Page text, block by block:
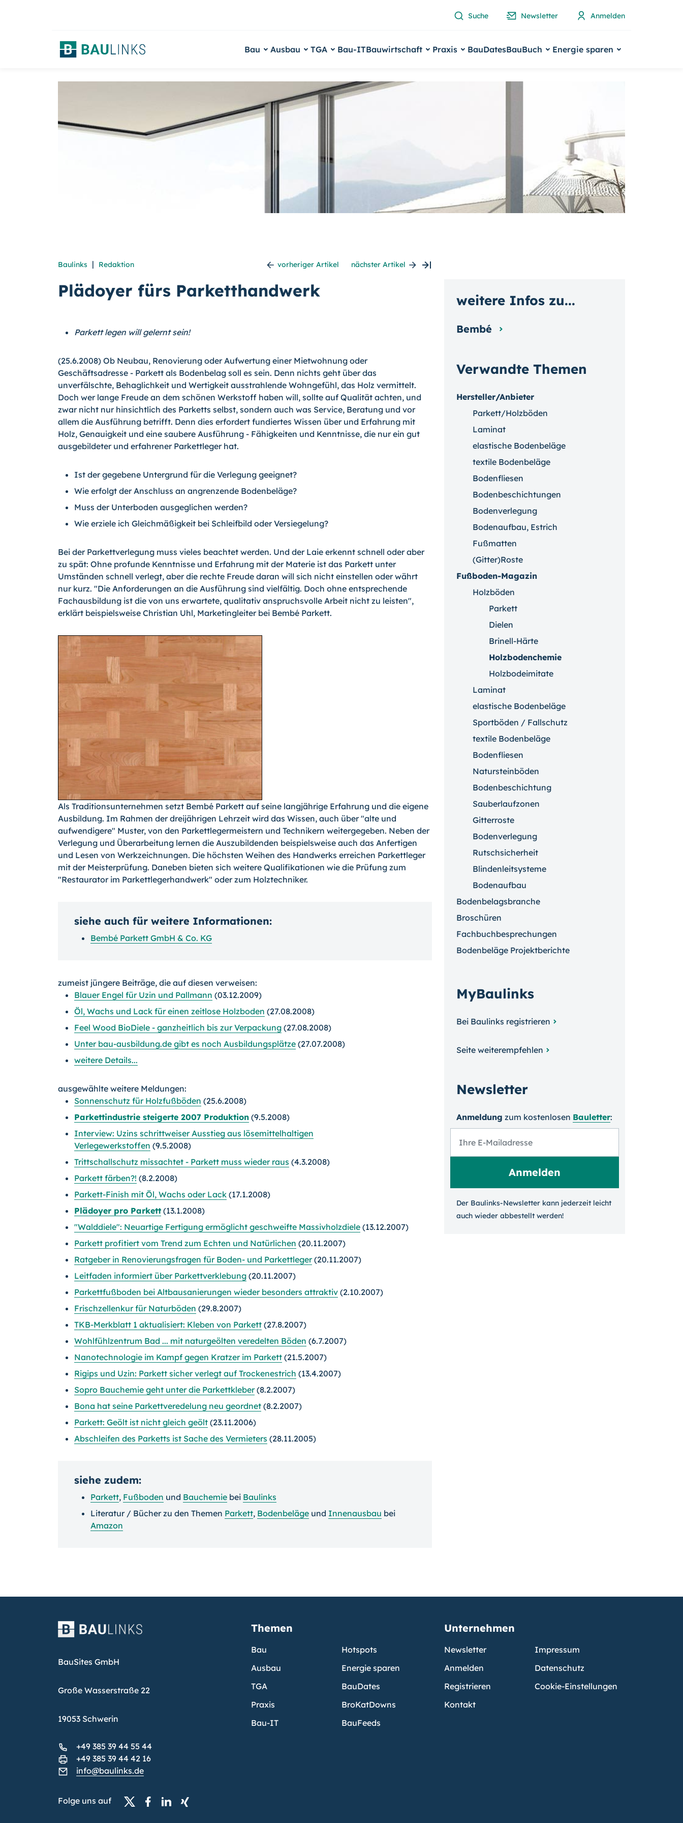
Suche Newsletter Anmelden
Bau Ausbau TGA Bau-ITBauwirtschaft Praxis BauDatesBauBuch Energie sparen
Baulinks | Redaktion vorheriger Artikel nächster Artikel
Plädoyer fürs Parketthandwerk
Parkett legen will gelernt sein!
(25.6.2008) Ob Neubau, Renovierung oder Aufwertung einer Mietwohnung oder
Geschäftsadresse - Parkett als Bodenbelag soll es sein. Denn nichts geht über das
unverfälschte, Behaglichkeit und Wertigkeit ausstrahlende Wohngefühl, das Holz vermittelt.
Doch wer lange Freude an dem schönen Werkstoff haben will, sollte auf Qualität achten, und
zwar nicht nur hinsichtlich des Parketts selbst, sondern auch was Service, Beratung und vor
allem die Ausführung betrifft. Denn dies erfordert fundiertes Wissen über und Erfahrung mit
Holz, Genauigkeit und eine saubere Ausführung - Fähigkeiten und Kenntnisse, die nur ein gut
ausgebildeter und erfahrener Parkettleger hat.
Ist der gegebene Untergrund für die Verlegung geeignet?
Wie erfolgt der Anschluss an angrenzende Bodenbeläge?
Muss der Unterboden ausgeglichen werden?
Wie erziele ich Gleichmäßigkeit bei Schleifbild oder Versiegelung?
Bei der Parkettverlegung muss vieles beachtet werden. Und der Laie erkennt schnell oder aber
zu spät: Ohne profunde Kenntnisse und Erfahrung mit der Materie ist das Parkett unter
Umständen schnell verlegt, aber die rechte Freude daran will sich nicht einstellen oder währt
nur kurz. "Die Anforderungen an die Ausführung sind vielfältig. Doch ohne entsprechende
Fachausbildung ist die von uns erwartete, qualitativ anspruchsvolle Arbeit nicht zu leisten",
erklärt beispielsweise Christian Uhl, Marketingleiter bei Bembé Parkett.
Als Traditionsunternehmen setzt Bembé Parkett auf seine langjährige Erfahrung und die eigene
Ausbildung. Im Rahmen der dreijährigen Lehrzeit wird das Wissen, auch über "alte und
aufwendigere" Muster, von den Parkettlegermeistern und Technikern weitergegeben. Neben der
Verlegung und Überarbeitung lernen die Auszubildenden beispielsweise auch das Anfertigen
und Lesen von Werkzeichnungen. Die höchsten Weihen des Handwerks erreichen Parkettleger
mit der Meisterprüfung. Daneben bieten sich weitere Qualifikationen wie die Prüfung zum
"Restaurator im Parkettlegerhandwerk" oder zum Holztechniker.
siehe auch für weitere Informationen:
Bembé Parkett GmbH & Co. KG
zumeist jüngere Beiträge, die auf diesen verweisen:
Blauer Engel für Uzin und Pallmann (03.12.2009)
Öl, Wachs und Lack für einen zeitlose Holzboden (27.08.2008)
Feel Wood BioDiele - ganzheitlich bis zur Verpackung (27.08.2008)
Unter bau-ausbildung.de gibt es noch Ausbildungsplätze (27.07.2008)
weitere Details...
ausgewählte weitere Meldungen:
Sonnenschutz für Holzfußböden (25.6.2008)
Parkettindustrie steigerte 2007 Produktion (9.5.2008)
Interview: Uzins schrittweiser Ausstieg aus lösemittelhaltigen
Verlegewerkstoffen (9.5.2008)
Trittschallschutz missachtet - Parkett muss wieder raus (4.3.2008)
Parkett färben?! (8.2.2008)
Parkett-Finish mit Öl, Wachs oder Lack (17.1.2008)
Plädoyer pro Parkett (13.1.2008)
"Walddiele": Neuartige Fertigung ermöglicht geschweifte Massivholzdiele (13.12.2007)
Parkett profitiert vom Trend zum Echten und Natürlichen (20.11.2007)
Ratgeber in Renovierungsfragen für Boden- und Parkettleger(20.11.2007)
Leitfaden informiert über Parkettverklebung (20.11.2007)
Parkettfußboden bei Altbausanierungen wieder besonders attraktiv (2.10.2007)
Frischzellenkur für Naturböden (29.8.2007)
TKB-Merkblatt 1 aktualisiert: Kleben von Parkett (27.8.2007)
Wohlfühlzentrum Bad ... mit naturgeölten veredelten Böden (6.7.2007)
Nanotechnologie im Kampf gegen Kratzer im Parkett (21.5.2007)
Rigips und Uzin: Parkett sicher verlegt auf Trockenestrich (13.4.2007)
Sopro Bauchemie geht unter die Parkettkleber(8.2.2007)
Bona hat seine Parkettveredelung neu geordnet (8.2.2007)
Parkett: Geölt ist nicht gleich geölt (23.11.2006)
Abschleifen des Parketts ist Sache des Vermieters (28.11.2005)
siehe zudem:
Parkett, Fußboden und Bauchemie bei Baulinks
Literatur / Bücher zu den Themen Parkett, Bodenbeläge und Innenausbau bei
Amazon
Verwandte Themen
Hersteller/Anbieter
Parkett/Holzböden
Laminat
elastische Bodenbeläge
textile Bodenbeläge
Bodenfliesen
Bodenbeschichtungen
Bodenverlegung
Bodenaufbau, Estrich
Fußmatten
(Gitter)Roste
Fußboden-Magazin
Holzböden
Parkett
Dielen
Brinell-Härte
Holzbodenchemie
Holzbodeimitate
Laminat
elastische Bodenbeläge
Sportböden / Fallschutz
textile Bodenbeläge
Bodenfliesen
Natursteinböden
Bodenbeschichtung
Sauberlaufzonen
Gitterroste
Bodenverlegung
Rutschsicherheit
Blindenleitsysteme
Bodenaufbau
Bodenbelagsbranche
Broschüren
Fachbuchbesprechungen
Bodenbeläge Projektberichte
MyBaulinks
Bei Baulinks registrieren
Seite weiterempfehlen
Newsletter
Anmeldung zum kosten­losen Bauletter:
Der Baulinks-Newsletter kann jeder­zeit leicht
auch wieder ab­bestellt werden!
weitere Infos zu...
Bembé
BauSites GmbH
Große Wasserstraße 22
19053 Schwerin
+49 385 39 44 55 44
+49 385 39 44 42 16
info@baulinks.de
Folge uns auf
Themen
Bau
Ausbau
TGA
Praxis
Bau-IT
Hotspots
Energie sparen
BauDates
BroKatDowns
BauFeeds
Unternehmen
Newsletter
Anmelden
Registrieren
Kontakt
Impressum
Datenschutz
Cookie-Einstellungen